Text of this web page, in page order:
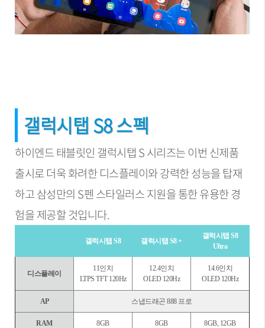
갤럭시탭 S8 스펙
하이엔드 태블릿인 갤럭시탭 S 시리즈는 이번 신제품
출시로 더욱 화려한 디스플레이와 강력한 성능을 탑재
하고 삼성만의 S펜 스타일러스 지원을 통한 유용한 경
험을 제공할 것입니다.
갤럭시탭 S8 갤럭시탭 S8 +
갤럭시탭 S8
Ultra
디스플레이
11인치
LTPS TFT 120Hz
12.4인치
OLED 120Hz
14.6인치
OLED 120Hz
AP 스냅드래곤 888 프로
RAM 8GB 8GB 8GB, 12GB